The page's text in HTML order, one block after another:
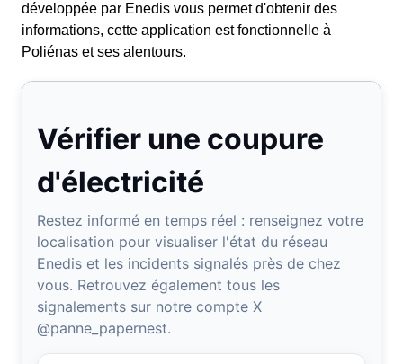
développée par Enedis vous permet d'obtenir des
informations, cette application est fonctionnelle à
Poliénas et ses alentours.